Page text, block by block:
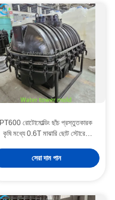
PT600 রোটোমোল্ডিং ছাঁচ প্রস্তুতকারক
কৃষি মধ্যে 0.6T মাঝারি ছোট স্টোরেজ
সেরা দাম পান